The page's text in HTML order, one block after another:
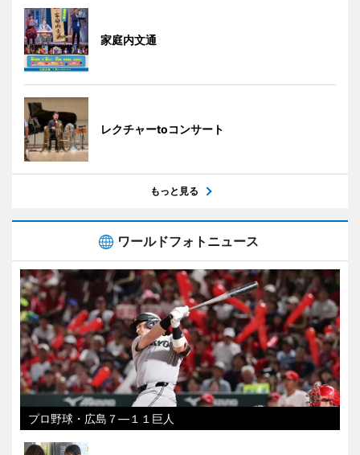
家庭内文通
レクチャーtoコンサート
もっと見る
ワールドフォトニュース
プロ野球・広島７―１１巨人